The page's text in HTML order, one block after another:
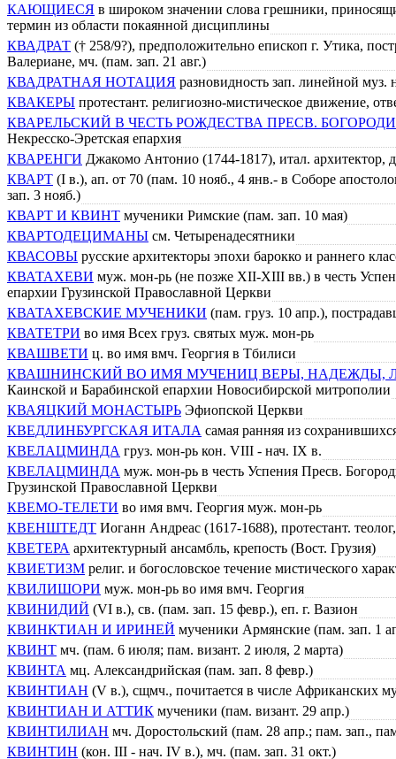
КАЮЩИЕСЯ в широком значении слова грешники,
термин из области покаянной дисциплины
КВАДРАТ († 258/9?), предположительно епископ г. Утика,
Валериане, мч. (пам. зап. 21 авг.)
КВАДРАТНАЯ НОТАЦИЯ разновидность зап. линейной муз.
КВАКЕРЫ протестант. религиозно-мистическое движение,
КВАРЕЛЬСКИЙ В ЧЕСТЬ РОЖДЕСТВА ПРЕСВ.
Некресско-Эретская епархия
КВАРЕНГИ Джакомо Антонио (1744-1817), итал. архитектор,
КВАРТ (I в.), ап. от 70 (пам. 10 нояб., 4 янв.- в Соборе
зап. 3 нояб.)
КВАРТ И КВИНТ мученики Римские (пам. зап. 10 мая)
КВАРТОДЕЦИМАНЫ см. Четыренадесятники
КВАСОВЫ русские архитекторы эпохи барокко и раннего
КВАТАХЕВИ муж. мон-рь (не позже XII-XIII вв.) в честь
епархии Грузинской Православной Церкви
КВАТАХЕВСКИЕ МУЧЕНИКИ (пам. груз. 10 апр.),
КВАТЕТРИ во имя Всех груз. святых муж. мон-рь
КВАШВЕТИ ц. во имя вмч. Георгия в Тбилиси
КВАШНИНСКИЙ ВО ИМЯ МУЧЕНИЦ ВЕРЫ,
Каинской и Барабинской епархии Новосибирской митрополии
КВАЯЦКИЙ МОНАСТЫРЬ Эфиопской Церкви
КВЕДЛИНБУРГСКАЯ ИТАЛА самая ранняя из
КВЕЛАЦМИНДА груз. мон-рь кон. VIII - нач. IX в.
КВЕЛАЦМИНДА муж. мон-рь в честь Успения Пресв.
Грузинской Православной Церкви
КВЕМО-ТЕЛЕТИ во имя вмч. Георгия муж. мон-рь
КВЕНШТЕДТ Иоганн Андреас (1617-1688), протестант.
КВЕТЕРА архитектурный ансамбль, крепость (Вост. Грузия)
КВИЕТИЗМ религ. и богословское течение мистического
КВИЛИШОРИ муж. мон-рь во имя вмч. Георгия
КВИНИДИЙ (VI в.), св. (пам. зап. 15 февр.), еп. г. Вазион
КВИНКТИАН И ИРИНЕЙ мученики Армянские (пам. зап. 1
КВИНТ мч. (пам. 6 июля; пам. визант. 2 июля, 2 марта)
КВИНТА мц. Александрийская (пам. зап. 8 февр.)
КВИНТИАН (V в.), сщмч., почитается в числе Африканских
КВИНТИАН И АТТИК мученики (пам. визант. 29 апр.)
КВИНТИЛИАН мч. Доростольский (пам. 28 апр.; пам. зап.,
КВИНТИН (кон. III - нач. IV в.), мч. (пам. зап. 31 окт.)